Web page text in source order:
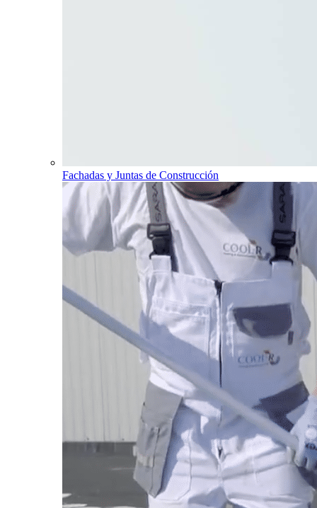
Fachadas y Juntas de Construcción